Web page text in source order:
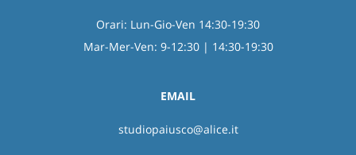
Orari: Lun-Gio-Ven 14:30-19:30
Mar-Mer-Ven: 9-12:30 | 14:30-19:30
EMAIL
studiopaiusco@alice.it